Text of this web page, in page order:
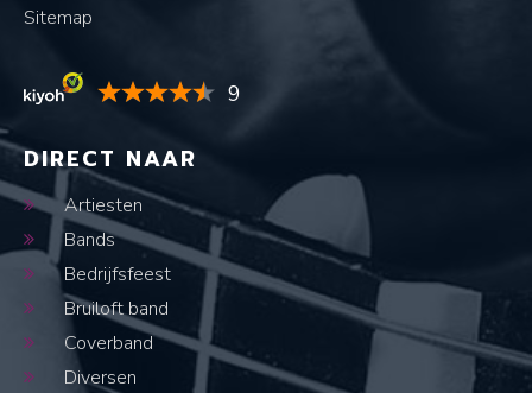
Sitemap
9
DIRECT NAAR
Artiesten
Bands
Bedrijfsfeest
Bruiloft band
Coverband
Diversen